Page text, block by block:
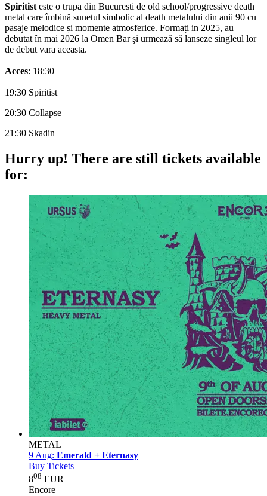
Spiritist este o trupa din Bucuresti de old school/progressive death
metal care îmbină sunetul simbolic al death metalului din anii 90 cu
pasaje melodice și momente atmosferice. Formați in 2025, au
debutat în mai 2026 la Omen Bar şi urmează să lanseze singleul lor
de debut vara aceasta.
Acces: 18:30
19:30 Spiritist
20:30 Collapse
21:30 Skadin
Hurry up! There are still tickets available
for:
METAL
9 Aug: Emerald + Eternasy
Buy Tickets
808 EUR
Encore